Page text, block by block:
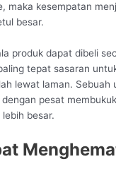
maka kesempatan
besar.
produk dapat dibeli
tepat sasaran
lewat laman. Sebuah
pesat
besar.